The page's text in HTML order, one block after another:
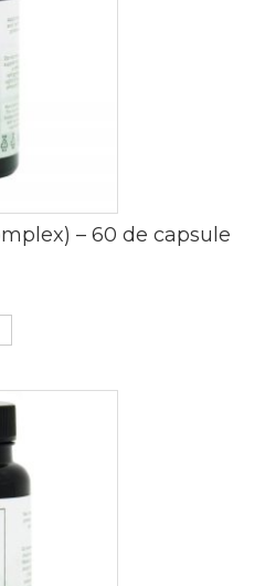
– 60 de capsule